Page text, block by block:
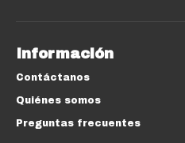
Información
Contáctanos
Quiénes somos
Preguntas frecuentes